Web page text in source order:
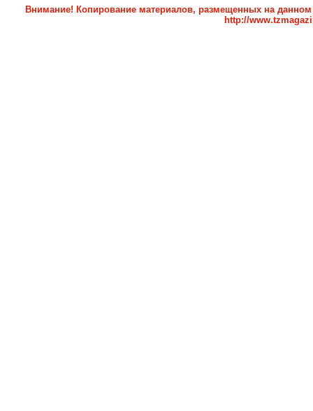
Внимание! Копирование материалов, размещенных на данном
http://